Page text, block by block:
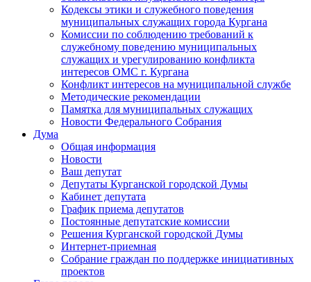
Кодексы этики и служебного поведения
муниципальных служащих города Кургана
Комиссии по соблюдению требований к
служебному поведению муниципальных
служащих и урегулированию конфликта
интересов ОМС г. Кургана
Конфликт интересов на муниципальной службе
Методические рекомендации
Памятка для муниципальных служащих
Новости Федерального Cобрания
Дума
Общая информация
Новости
Ваш депутат
Депутаты Курганской городской Думы
Кабинет депутата
График приема депутатов
Постоянные депутатские комиссии
Решения Курганской городской Думы
Интернет-приемная
Собрание граждан по поддержке инициативных
проектов